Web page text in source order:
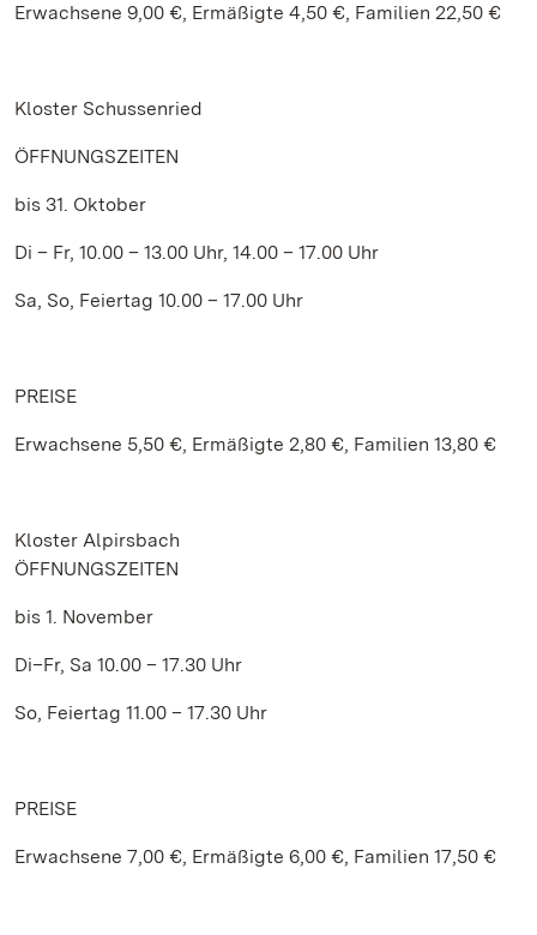
Erwachsene 9,00 €, Ermäßigte 4,50 €, Familien 22,50 €
Kloster Schussenried
ÖFFNUNGSZEITEN
bis 31. Oktober
Di – Fr, 10.00 – 13.00 Uhr, 14.00 – 17.00 Uhr
Sa, So, Feiertag 10.00 – 17.00 Uhr
PREISE
Erwachsene 5,50 €, Ermäßigte 2,80 €, Familien 13,80 €
Kloster Alpirsbach
ÖFFNUNGSZEITEN
bis 1. November
Di–Fr, Sa 10.00 – 17.30 Uhr
So, Feiertag 11.00 – 17.30 Uhr
PREISE
Erwachsene 7,00 €, Ermäßigte 6,00 €, Familien 17,50 €